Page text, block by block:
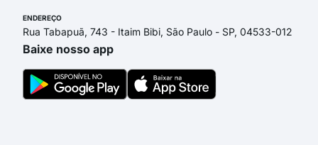
ENDEREÇO
Rua Tabapuã, 743 - Itaim Bibi, São Paulo - SP, 04533-012
Baixe nosso app